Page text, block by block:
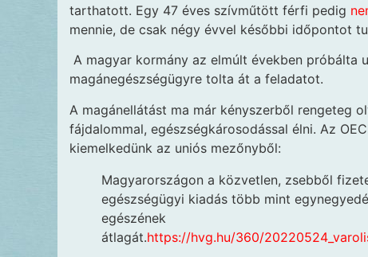
tarthatott. Egy 47 éves szívműtött férfi pedig
mennie, de csak négy évvel későbbi időpontot
A magyar kormány az elmúlt években próbálta
magánegészségügyre tolta át a feladatot.
A magánellátást ma már kényszerből rengeteg
fájdalommal, egészségkárosodással élni. Az
kiemelkedünk az uniós mezőnyből:
Magyarországon a közvetlen, zsebből
egészségügyi kiadás több mint
egészének
átlagát.https://hvg.hu/360/